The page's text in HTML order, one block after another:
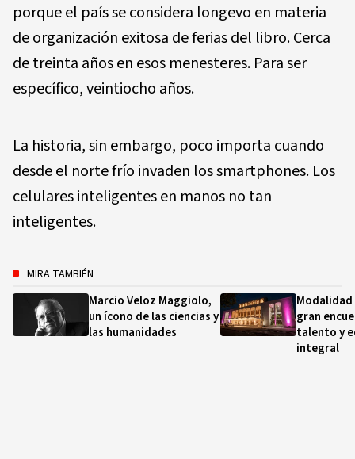
porque el país se considera longevo en materia
de organización exitosa de ferias del libro. Cerca
de treinta años en esos menesteres. Para ser
específico, veintiocho años.
La historia, sin embargo, poco importa cuando
desde el norte frío invaden los smartphones. Los
celulares inteligentes en manos no tan
inteligentes.
MIRA TAMBIÉN
Marcio Veloz Maggiolo,
un ícono de las ciencias y
las humanidades
gran
talento y
integral